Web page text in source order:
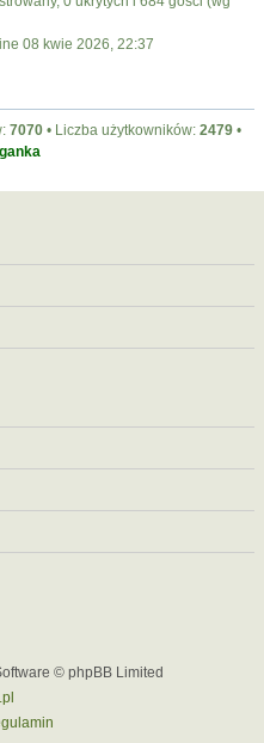
08 kwie 2026, 22:37
7070 • Liczba użytkowników: 2479 •
© phpBB Limited